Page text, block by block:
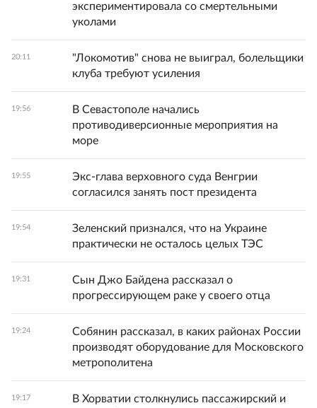
экспериментировала со смертельными
уколами
20:11
"Локомотив" снова не выиграл, болельщики
клуба требуют усиления
19:56
В Севастополе начались
противодиверсионные мероприятия на
море
19:55
Экс-глава верховного суда Венгрии
согласился занять пост президента
19:54
Зеленский признался, что на Украине
практически не осталось целых ТЭС
19:31
Сын Джо Байдена рассказал о
прогрессирующем раке у своего отца
19:24
Собянин рассказал, в каких районах России
производят оборудование для Московского
метрополитена
19:17
В Хорватии столкнулись пассажирский и